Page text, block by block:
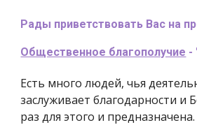
Рады приветствовать Вас на
Общественное благополучие -
Есть много людей, чья
заслуживает благодарности и
раз для этого и предназначена.